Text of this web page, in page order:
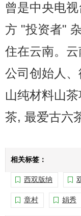
曾是中央电
方 "投资者"
住在云南。
公司创始人
山纯材料山
茶, 最爱古六
相关标签：
西双版纳
章村 娟秀